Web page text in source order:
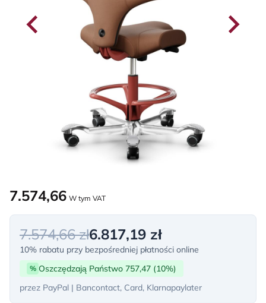
7.574,66 W tym VAT
7.574,66 zł6.817,19 zł
10% rabatu przy bezpośredniej płatności online
% Oszczędzają Państwo 757,47 (10%)
przez PayPal | Bancontact, Card, Klarnapaylater